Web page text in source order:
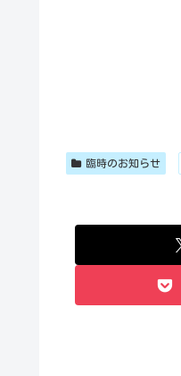
臨時のお知らせ